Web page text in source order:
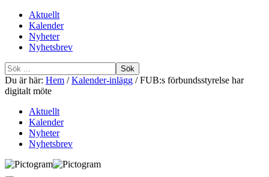
Aktuellt
Kalender
Nyheter
Nyhetsbrev
Sök
efter
Du är här: Hem /Kalender-inlägg /FUB:s förbundsstyrelse har
digitalt möte
Aktuellt
Kalender
Nyheter
Nyhetsbrev